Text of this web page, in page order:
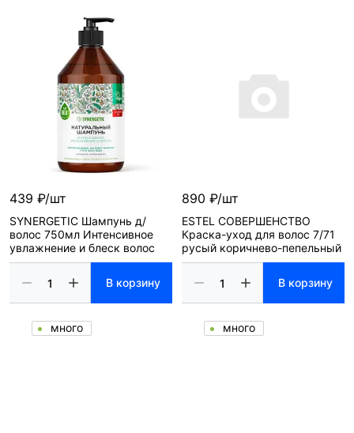
439 ₽/шт
SYNERGETIC Шампунь д/
волос 750мл Интенсивное
увлажнение и блеск волос
В корзину
много
890 ₽/шт
ESTEL СОВЕРШЕНСТВО
Краска-уход для волос 7/71
русый коричнево-пепельный
В корзину
много